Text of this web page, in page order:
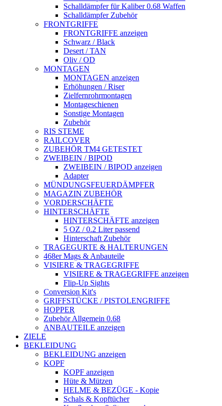
Schalldämpfer für Kaliber 0.68 Waffen
Schalldämpfer Zubehör
FRONTGRIFFE
FRONTGRIFFE anzeigen
Schwarz / Black
Desert / TAN
Oliv / OD
MONTAGEN
MONTAGEN anzeigen
Erhöhungen / Riser
Zielfernrohrmontagen
Montageschienen
Sonstige Montagen
Zubehör
RIS STEME
RAILCOVER
ZUBEHÖR TM4 GETESTET
ZWEIBEIN / BIPOD
ZWEIBEIN / BIPOD anzeigen
Adapter
MÜNDUNGSFEUERDÄMPFER
MAGAZIN ZUBEHÖR
VORDERSCHÄFTE
HINTERSCHÄFTE
HINTERSCHÄFTE anzeigen
5 OZ / 0.2 Liter passend
Hinterschaft Zubehör
TRAGEGURTE & HALTERUNGEN
468er Mags & Anbauteile
VISIERE & TRAGEGRIFFE
VISIERE & TRAGEGRIFFE anzeigen
Flip-Up Sights
Conversion Kit's
GRIFFSTÜCKE / PISTOLENGRIFFE
HOPPER
Zubehör Allgemein 0.68
ANBAUTEILE anzeigen
ZIELE
BEKLEIDUNG
BEKLEIDUNG anzeigen
KOPF
KOPF anzeigen
Hüte & Mützen
HELME & BEZÜGE - Kopie
Schals & Kopftücher